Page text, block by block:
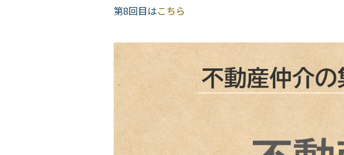
第8回目はこちら